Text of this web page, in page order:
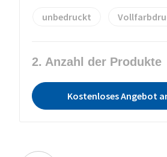
unbedruckt
2. Anzahl der Produkte
Kostenloses Angebot